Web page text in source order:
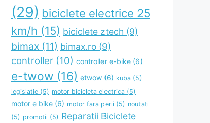
(29) biciclete electrice 25
km/h (15) biciclete ztech (9)
bimax (11) bimax.ro (9)
controller (10) controller e-bike (6)
e-twow (16) etwow (6) kuba (5)
legislatie (5) motor bicicleta electrica (5)
motor e bike (6) motor fara perii (5) noutati
(5) promotii (5) Reparatii Biciclete